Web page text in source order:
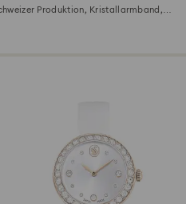
Produktion, Kristallarmband,